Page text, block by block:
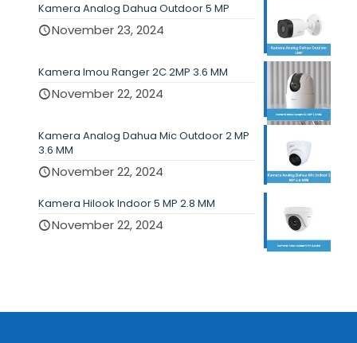
Kamera Analog Dahua Outdoor 5 MP
November 23, 2024
Kamera Imou Ranger 2C 2MP 3.6 MM
November 22, 2024
Kamera Analog Dahua Mic Outdoor 2 MP
3.6 MM
November 22, 2024
Kamera Hilook Indoor 5 MP 2.8 MM
November 22, 2024